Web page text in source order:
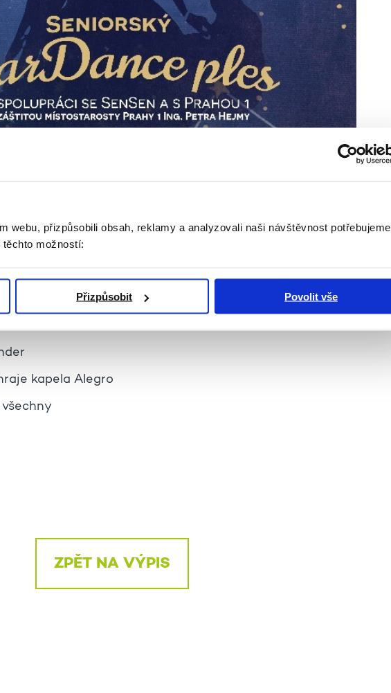
webu, přizpůsobili obsah, reklamy a analyzovali naši návštěvnost potřebujeme
možností:
Přizpůsobit Povolit vše
republiky
kapela Alegro
ZPĚT NA VÝPIS